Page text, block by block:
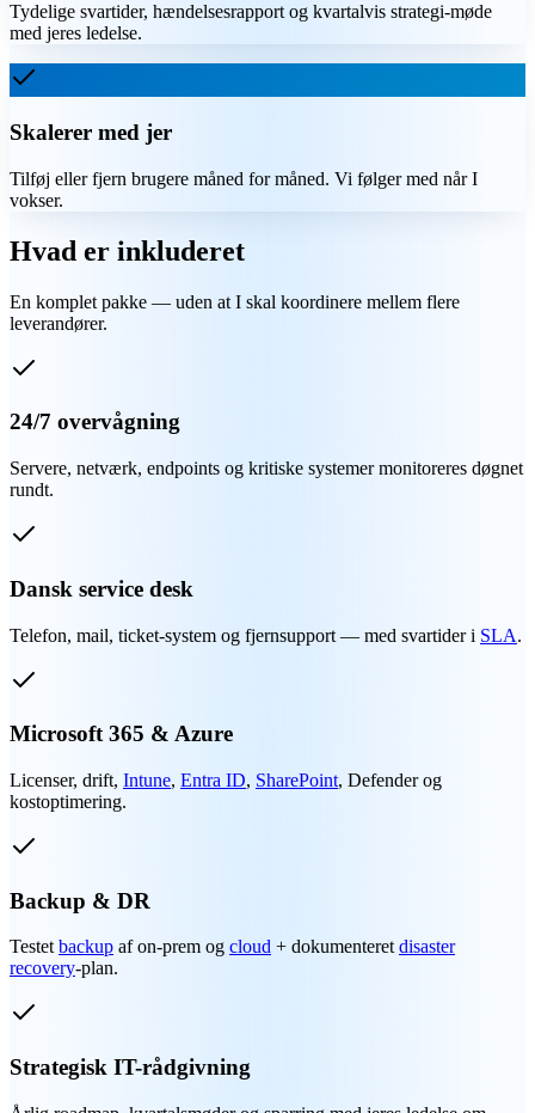
Tydelige svartider, hændelsesrapport og kvartalvis strategi-møde
med jeres ledelse.
Skalerer med jer
Tilføj eller fjern brugere måned for måned. Vi følger med når I
vokser.
Hvad er inkluderet
En komplet pakke — uden at I skal koordinere mellem flere
leverandører.
24/7 overvågning
Servere, netværk, endpoints og kritiske systemer monitoreres døgnet
rundt.
Dansk service desk
Telefon, mail, ticket-system og fjernsupport — med svartider i SLA.
Microsoft 365 & Azure
Licenser, drift, Intune, Entra ID, SharePoint, Defender og
kostoptimering.
Backup & DR
Testetbackup af on-prem og cloud + dokumenteretdisaster
recovery-plan.
Strategisk IT-rådgivning